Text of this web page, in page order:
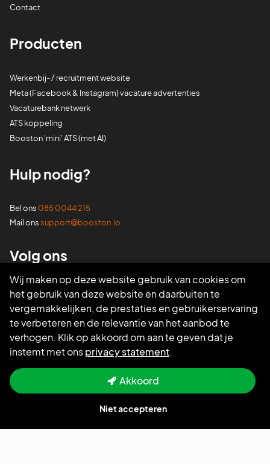
Contact
Producten
Werkenbij- / recruitment website
Meta (Facebook & Instagram) vacature advertenties
Vacaturebank netwerk
ATS koppeling
Booston 'mini' ATS (met AI)
Hulp nodig?
Bel ons 085 0044 215
Mail onssupport@booston.io
Volg ons
Wij maken op deze website gebruik van cookies om
het gebruik van deze website en daarbuiten te
vergemakkelijken, de prestaties en gebruikerservaring
te verbeteren en de relevantie van het aanbod te
verhogen. Klik op akkoord om aan te geven dat je
instemt met onsprivacy statement.
Akkoord
Niet accepteren